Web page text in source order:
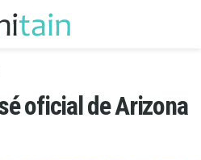
oficial de Arizona